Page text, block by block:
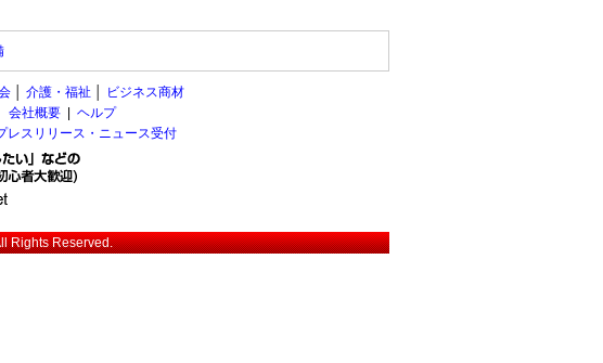
介護・福祉
ビジネス商材
会社概要
ヘルプ
レスリリース・ニュース受付
Rights Reserved.